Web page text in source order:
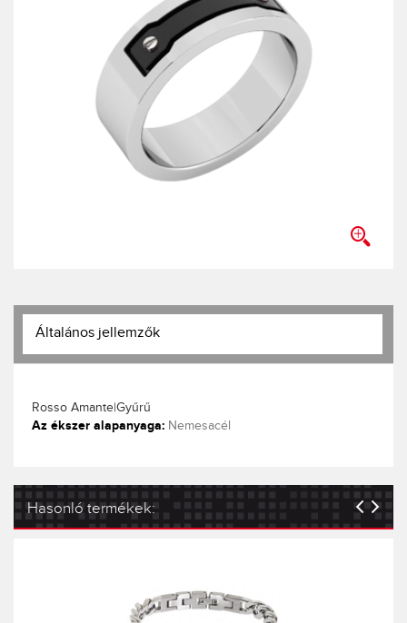
Általános jellemzők
Rosso Amante|Gyűrű
Az ékszer alapanyaga: Nemesacél
Hasonló termékek: